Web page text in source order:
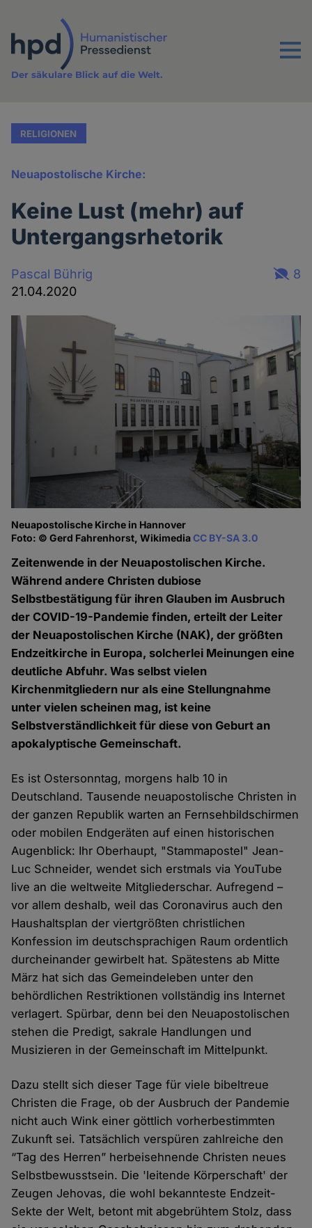
Inhalt
Menu
Der säkulare Blick auf die Welt.
RELIGIONEN
Neuapostolische Kirche:
Keine Lust (mehr) auf
Untergangsrhetorik
Pascal Bührig
21.04.2020
8
Neuapostolische Kirche in Hannover
Foto: © Gerd Fahrenhorst, WikimediaCC BY-SA 3.0
Zeitenwende in der Neuapostolischen Kirche.
Während andere Christen dubiose
Selbstbestätigung für ihren Glauben im Ausbruch
der COVID-19-Pandemie finden, erteilt der Leiter
der Neuapostolischen Kirche (NAK), der größten
Endzeitkirche in Europa, solcherlei Meinungen eine
deutliche Abfuhr. Was selbst vielen
Kirchenmitgliedern nur als eine Stellungnahme
unter vielen scheinen mag, ist keine
Selbstverständlichkeit für diese von Geburt an
apokalyptische Gemeinschaft.
Es ist Ostersonntag, morgens halb 10 in
Deutschland. Tausende neuapostolische Christen in
der ganzen Republik warten an Fernsehbildschirmen
oder mobilen Endgeräten auf einen historischen
Augenblick: Ihr Oberhaupt, "Stammapostel" Jean-
Luc Schneider, wendet sich erstmals via YouTube
live an die weltweite Mitgliederschar. Aufregend –
vor allem deshalb, weil das Coronavirus auch den
Haushaltsplan der viertgrößten christlichen
Konfession im deutschsprachigen Raum ordentlich
durcheinander gewirbelt hat. Spätestens ab Mitte
März hat sich das Gemeindeleben unter den
behördlichen Restriktionen vollständig ins Internet
verlagert. Spürbar, denn bei den Neuapostolischen
stehen die Predigt, sakrale Handlungen und
Musizieren in der Gemeinschaft im Mittelpunkt.
Dazu stellt sich dieser Tage für viele bibeltreue
Christen die Frage, ob der Ausbruch der Pandemie
nicht auch Wink einer göttlich vorherbestimmten
Zukunft sei. Tatsächlich verspüren zahlreiche den
“Tag des Herren” herbeisehnende Christen neues
Selbstbewusstsein. Die 'leitende Körperschaft' der
Zeugen Jehovas, die wohl bekannteste Endzeit-
Sekte der Welt, betont mit abgebrühtem Stolz, dass